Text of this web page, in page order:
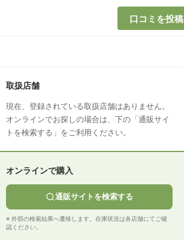
口コミを投稿
取扱店舗
現在、登録されている取扱店舗はありません。
オンラインでお探しの場合は、下の「通販サイ
トを検索する」をご利用ください。
オンラインで購入
通販サイトを検索する
※ 外部の検索結果へ遷移します。在庫状況は各店舗にてご確
認ください。